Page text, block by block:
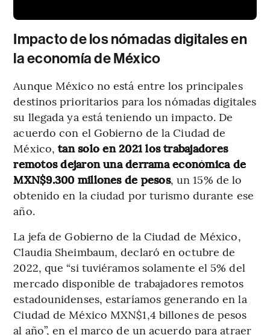
Impacto de los nómadas digitales en
la economía de México
Aunque México no está entre los principales
destinos prioritarios para los nómadas digitales
su llegada ya está teniendo un impacto. De
acuerdo con el Gobierno de la Ciudad de
México,tan solo en 2021 los trabajadores
remotos dejaron una derrama económica de
MXN$9.300 millones de pesos, un 15% de lo
obtenido en la ciudad por turismo durante ese
año.
La jefa de Gobierno de la Ciudad de México,
Claudia Sheimbaum, declaró en octubre de
2022, que “si tuviéramos solamente el 5% del
mercado disponible de trabajadores remotos
estadounidenses, estaríamos generando en la
Ciudad de México MXN$1,4 billones de pesos
al año”, en el marco de un acuerdo para atraer